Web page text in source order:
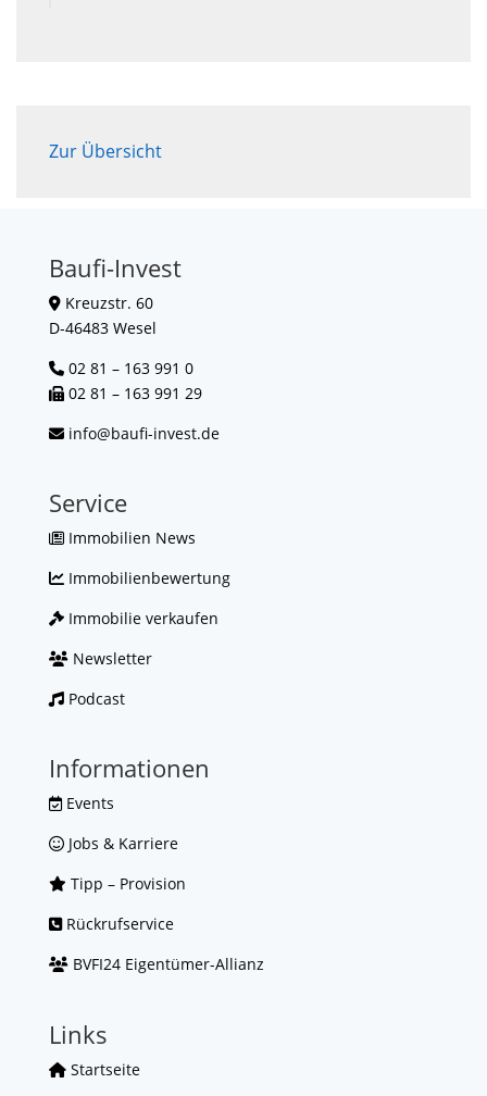
Zur Übersicht
Baufi-Invest
Kreuzstr. 60
D-46483 Wesel
02 81 – 163 991 0
02 81 – 163 991 29
info@baufi-invest.de
Service
Immobilien News
Immobilienbewertung
Immobilie verkaufen
Newsletter
Podcast
Informationen
Events
Jobs & Karriere
Tipp – Provision
Rückrufservice
BVFI24 Eigentümer-Allianz
Links
Startseite